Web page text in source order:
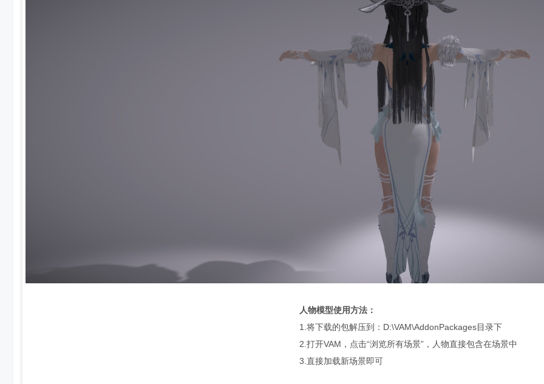
人物模型使用方法：
1.将下载的包解压到：D:\VAM\AddonPackages目录下
2.打开VAM，点击“浏览所有场景”，人物直接包含在场景中
3.直接加载新场景即可